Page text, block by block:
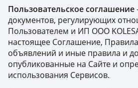
Пользовательское соглашение
документов, регулирующих
Пользователем и ИП ООО
настоящее Соглашение,
объявлений и иные правила и
опубликованные на Сайте и
использования Сервисов.